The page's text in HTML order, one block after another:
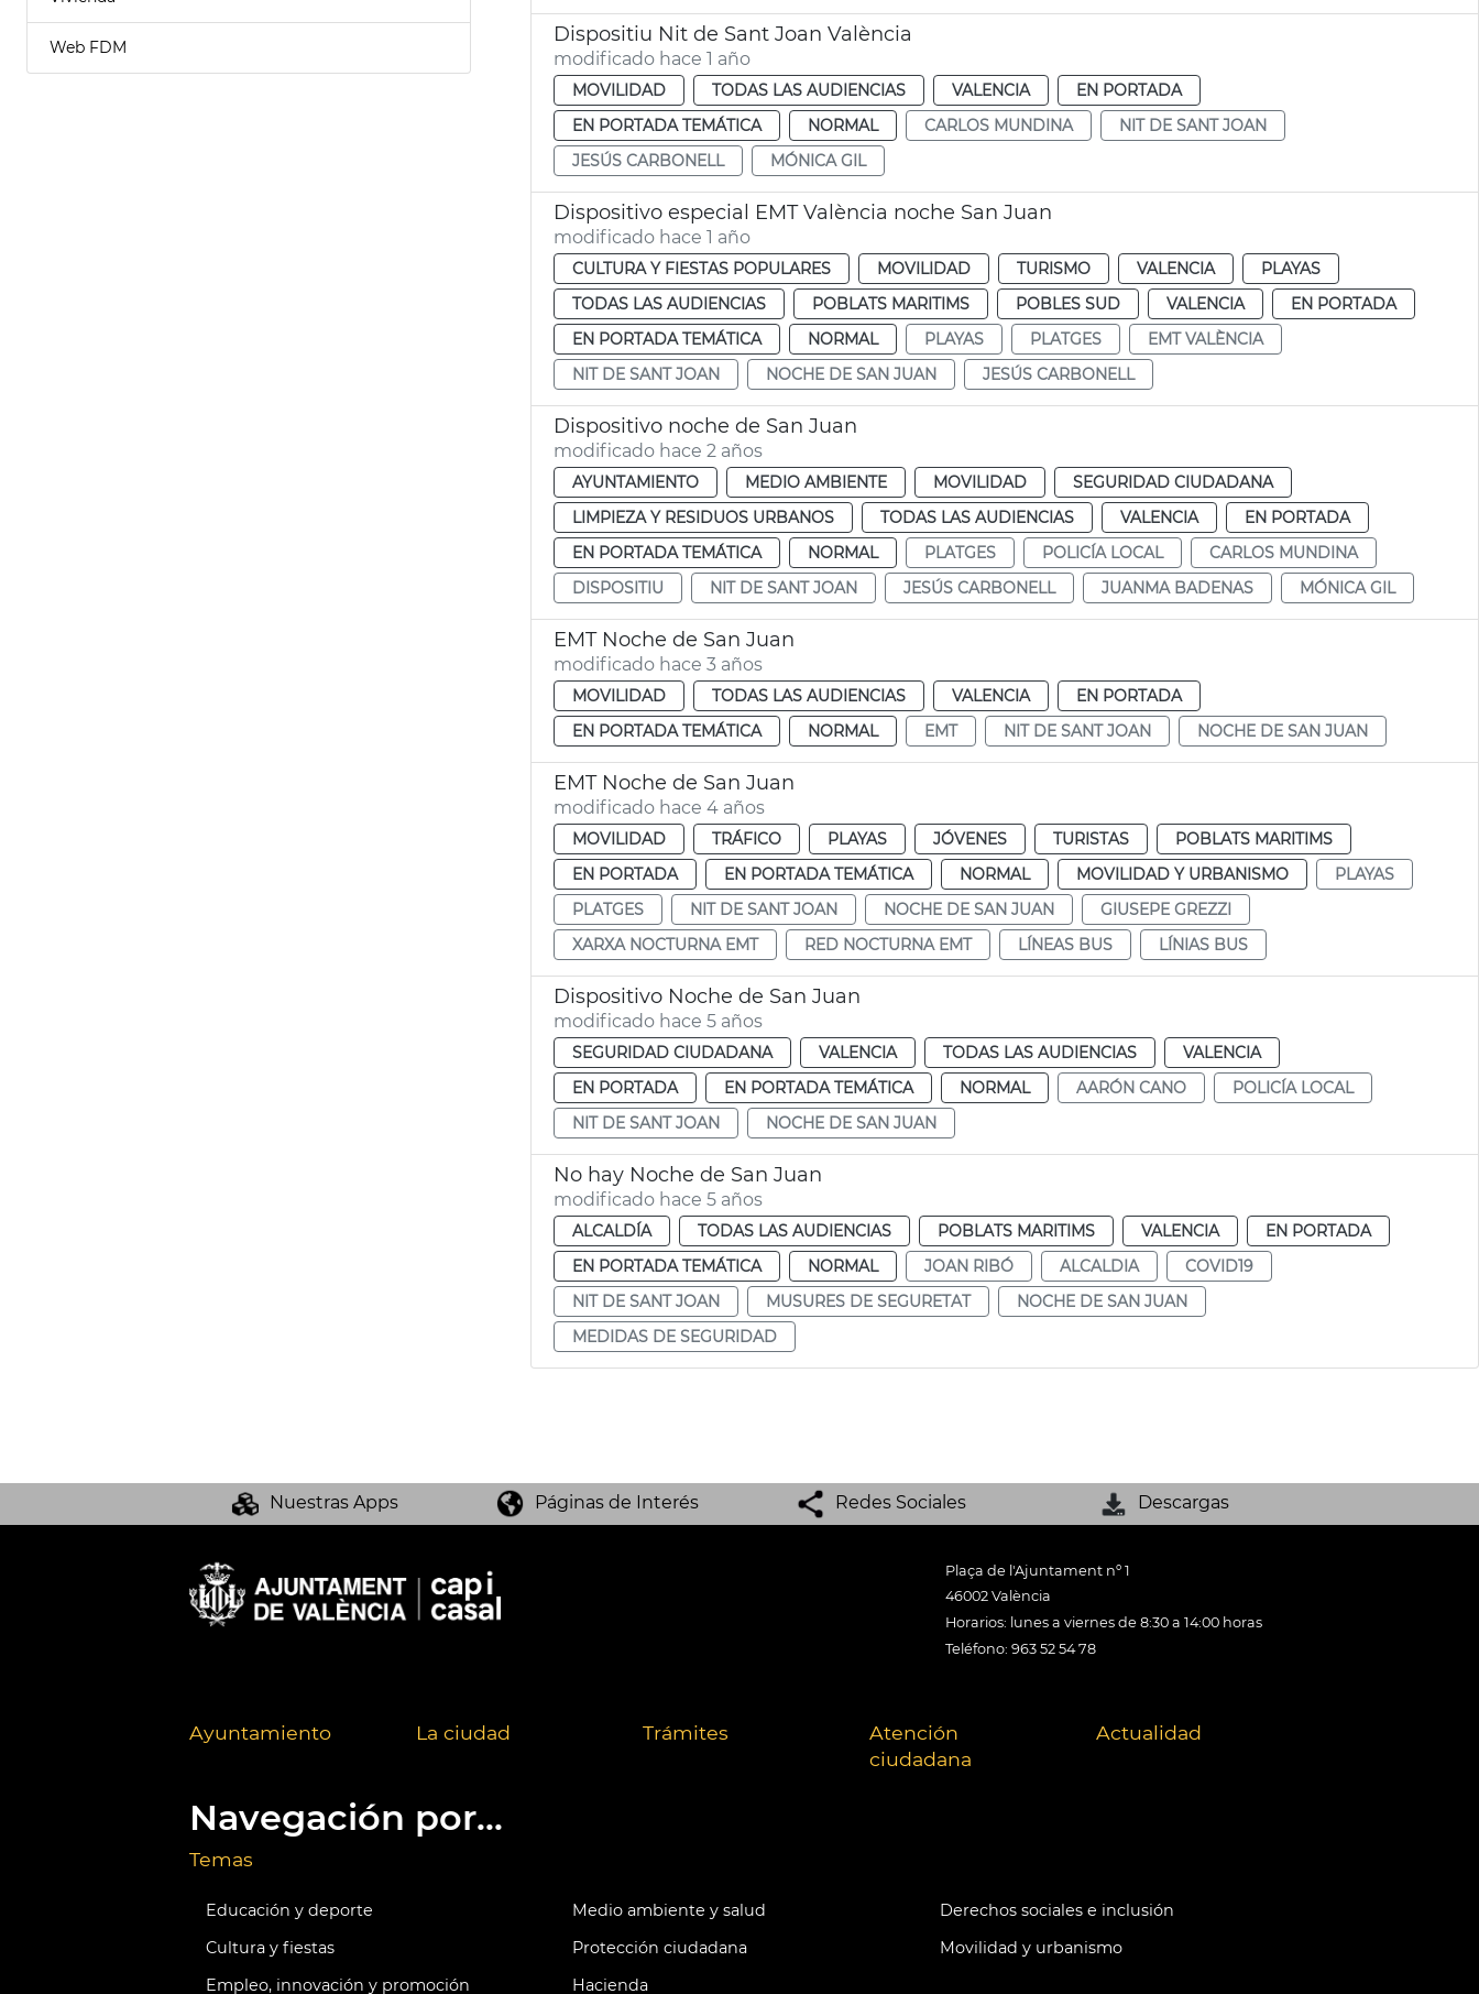
Web FDM
Dispositiu Nit de Sant Joan València
modificado hace 1 año
MOVILIDAD TODAS LAS AUDIENCIAS VALENCIA
EN PORTADA
EN PORTADA TEMÁTICA
NORMAL CARLOS MUNDINA
NIT DE SANT JOAN
JESÚS CARBONELL
MÓNICA GIL
Dispositivo especial EMT València noche San Juan
modificado hace 1 año
CULTURA Y FIESTAS POPULARES MOVILIDAD TURISMO VALENCIA
PLAYAS
TODAS LAS AUDIENCIAS
POBLATS MARITIMS POBLES SUD VALENCIA
EN PORTADA
EN PORTADA TEMÁTICA
NORMAL PLAYAS PLATGES
EMT VALÈNCIA
NIT DE SANT JOAN
NOCHE DE SAN JUAN JESÚS CARBONELL
Dispositivo noche de San Juan
modificado hace 2 años
AYUNTAMIENTO MEDIO AMBIENTE MOVILIDAD
SEGURIDAD CIUDADANA
LIMPIEZA Y RESIDUOS URBANOS
TODAS LAS AUDIENCIAS VALENCIA
EN PORTADA
EN PORTADA TEMÁTICA
NORMAL PLATGES POLICÍA LOCAL
CARLOS MUNDINA
DISPOSITIU
NIT DE SANT JOAN JESÚS CARBONELL JUANMA BADENAS MÓNICA GIL
EMT Noche de San Juan
modificado hace 3 años
MOVILIDAD TODAS LAS AUDIENCIAS VALENCIA
EN PORTADA
EN PORTADA TEMÁTICA
NORMAL EMT NIT DE SANT JOAN NOCHE DE SAN JUAN
EMT Noche de San Juan
modificado hace 4 años
MOVILIDAD TRÁFICO PLAYAS JÓVENES TURISTAS
POBLATS MARITIMS
EN PORTADA
EN PORTADA TEMÁTICA NORMAL MOVILIDAD Y URBANISMO
PLAYAS
PLATGES
NIT DE SANT JOAN NOCHE DE SAN JUAN
GIUSEPE GREZZI
XARXA NOCTURNA EMT
RED NOCTURNA EMT LÍNEAS BUS LÍNIAS BUS
Dispositivo Noche de San Juan
modificado hace 5 años
SEGURIDAD CIUDADANA VALENCIA TODAS LAS AUDIENCIAS
VALENCIA
EN PORTADA
EN PORTADA TEMÁTICA NORMAL AARÓN CANO
POLICÍA LOCAL
NIT DE SANT JOAN
NOCHE DE SAN JUAN
No hay Noche de San Juan
modificado hace 5 años
ALCALDÍA TODAS LAS AUDIENCIAS POBLATS MARITIMS VALENCIA
EN PORTADA
EN PORTADA TEMÁTICA
NORMAL JOAN RIBÓ ALCALDIA
COVID19
NIT DE SANT JOAN
MUSURES DE SEGURETAT
NOCHE DE SAN JUAN
MEDIDAS DE SEGURIDAD
Nuestras Apps Páginas de Interés Redes Sociales Descargas
Plaça de l'Ajuntament nº 1
46002 València
Horarios: lunes a viernes de 8:30 a 14:00 horas
Teléfono: 963 52 54 78
Ayuntamiento La ciudad Trámites
Atención
ciudadana
Actualidad
Navegación por...
Temas
Educación y deporte Medio ambiente y salud
Derechos sociales e inclusión
Cultura y fiestas
Protección ciudadana
Movilidad y urbanismo
Empleo, innovación y promoción
Hacienda